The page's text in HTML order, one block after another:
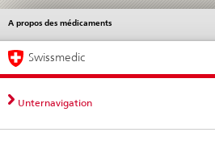
Navigation
directe:
actualités,
bases
contact
Actualités & Mises à
normes
A propos des médicaments
Service
Navigation
Swissmedic
Unternavigation